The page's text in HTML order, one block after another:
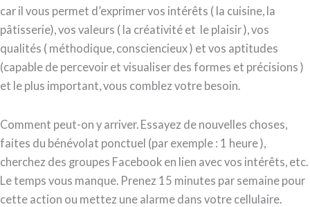
car il vous permet d’exprimer vos intérêts ( la cuisine, la
pâtisserie), vos valeurs ( la créativité et le plaisir ), vos
qualités ( méthodique, consciencieux ) et vos aptitudes
(capable de percevoir et visualiser des formes et précisions )
et le plus important, vous comblez votre besoin.
Comment peut-on y arriver. Essayez de nouvelles choses,
faites du bénévolat ponctuel (par exemple : 1 heure ),
cherchez des groupes Facebook en lien avec vos intérêts, etc.
Le temps vous manque. Prenez 15 minutes par semaine pour
cette action ou mettez une alarme dans votre cellulaire.